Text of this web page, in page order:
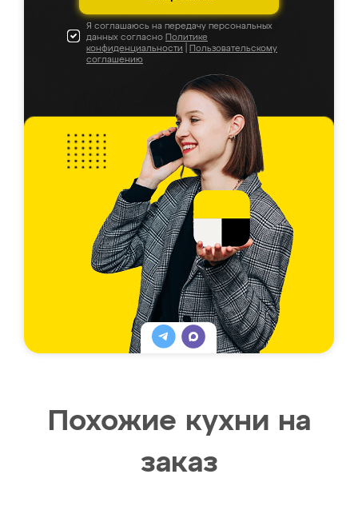
Я соглашаюсь на передачу персональных
данных согласно Политике
конфиденциальности
Пользовательскому
соглашению
Похожие кухни на
заказ